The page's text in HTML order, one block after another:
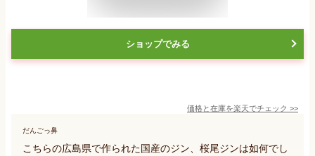
ショップでみる
価格と在庫を楽天でチェック >>
だんごっ鼻
こちらの広島県で作られた国産のジン、桜尾ジンは如何でし